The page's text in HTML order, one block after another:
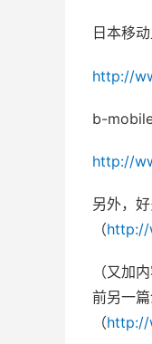
日本移
http://
b-
http://
另外，
（http://
（又加
前另一
（http://